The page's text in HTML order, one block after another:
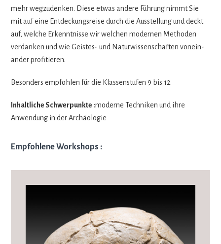
mehr weg­zu­den­ken. Diese etwas andere Füh­rung nimmt Sie
mit auf eine Ent­de­ckungs­reise durch die Aus­stel­lung und deckt
auf, wel­che Erkennt­nisse wir wel­chen moder­nen Metho­den
ver­dan­ken und wie Geis­tes- und Natur­wis­sen­schaf­ten von­ein­
an­der profitieren.
Beson­ders emp­foh­len für die Klas­sen­stu­fen 9 bis 12.
Inhalt­li­che Schwer­punkte :moderne Tech­ni­ken und ihre
Anwen­dung in der Archäologie
Empfohlene Workshops :